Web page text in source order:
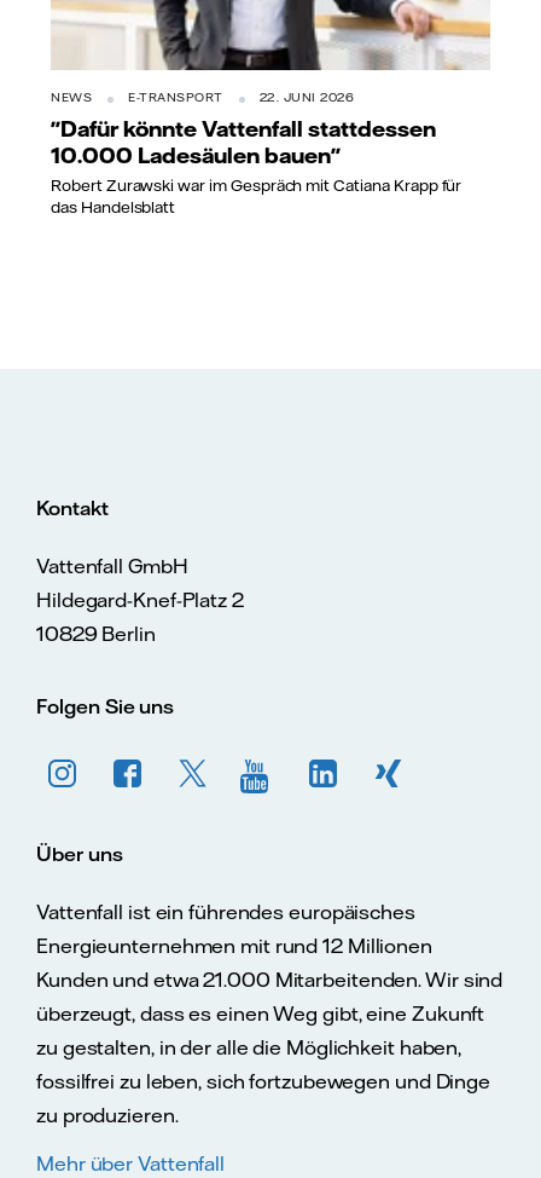
NEWS E-TRANSPORT 22. JUNI 2026
"Dafür könnte Vattenfall stattdessen
10.000 Ladesäulen bauen"
Robert Zurawski war im Gespräch mit Catiana Krapp für
das Handelsblatt
Kontakt
Vattenfall GmbH
Hildegard-Knef-Platz 2
10829 Berlin
Folgen Sie uns
Über uns
Vattenfall ist ein führendes europäisches
Energieunternehmen mit rund 12 Millionen
Kunden und etwa 21.000 Mitarbeitenden. Wir sind
überzeugt, dass es einen Weg gibt, eine Zukunft
zu gestalten, in der alle die Möglichkeit haben,
fossilfrei zu leben, sich fortzubewegen und Dinge
zu produzieren.
Mehr über Vattenfall